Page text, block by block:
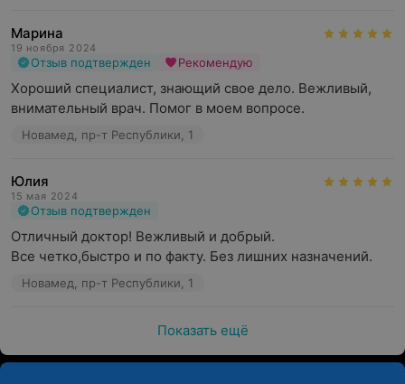
Марина
19 ноября 2024
Отзыв подтвержден Рекомендую
Хороший специалист, знающий свое дело. Вежливый,
внимательный врач. Помог в моем вопросе.
Новамед, пр-т Республики, 1
Юлия
15 мая 2024
Отзыв подтвержден
Отличный доктор! Вежливый и добрый.
Все четко,быстро и по факту. Без лишних назначений.
Новамед, пр-т Республики, 1
Показать ещё